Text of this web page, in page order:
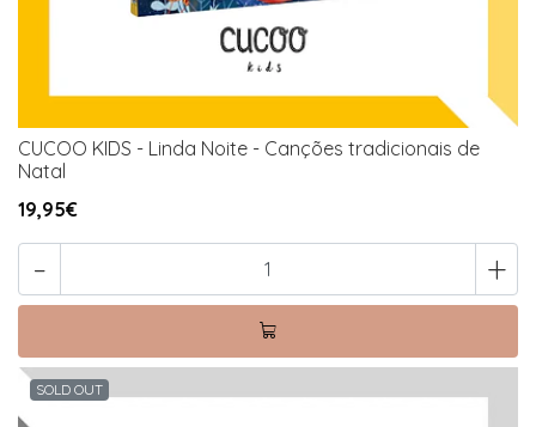
CUCOO KIDS - Linda Noite - Canções tradicionais de
Natal
19,95€
- +
SOLD OUT